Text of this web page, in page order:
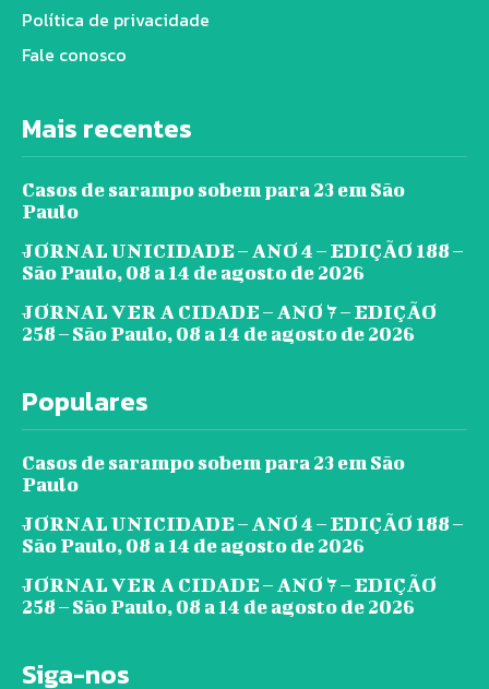
Política de privacidade
Fale conosco
Mais recentes
Casos de sarampo sobem para 23 em São
Paulo
JORNAL UNICIDADE – ANO 4 – EDIÇÃO 188 –
São Paulo, 08 a 14 de agosto de 2026
JORNAL VER A CIDADE – ANO 7 – EDIÇÃO
258 – São Paulo, 08 a 14 de agosto de 2026
Populares
Casos de sarampo sobem para 23 em São
Paulo
JORNAL UNICIDADE – ANO 4 – EDIÇÃO 188 –
São Paulo, 08 a 14 de agosto de 2026
JORNAL VER A CIDADE – ANO 7 – EDIÇÃO
258 – São Paulo, 08 a 14 de agosto de 2026
Siga-nos